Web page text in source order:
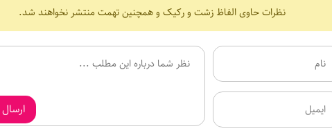
نظرات حاوی الفاظ زشت و رکیک و همچنین تهمت منتشر نخواهند شد.